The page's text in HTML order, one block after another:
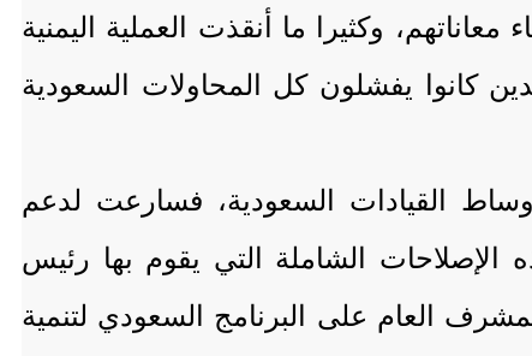
وكثيرا ما أنقذت العملية اليمنية
كانوا يفشلون كل المحاولات السعودية
القيادات السعودية، فسارعت لدعم
الشاملة التي يقوم بها رئيس
العام على البرنامج السعودي لتنمية